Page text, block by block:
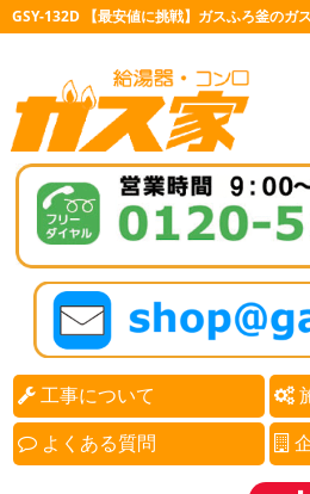
GSY-132D 【最安値に挑戦】ガスふろ釜のガ
工事について
よくある質問